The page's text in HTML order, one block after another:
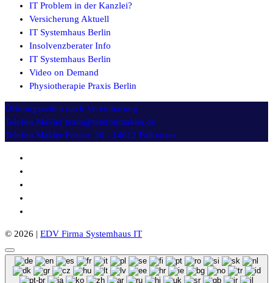
IT Problem in der Kanzlei?
Versicherung Aktuell
IT Systemhaus Berlin
Insolvenzberater Info
IT Systemhaus Berlin
Video on Demand
Physiotherapie Praxis Berlin
Öffnungszeiten nach Vereinbarung
Telefon Makler team@telefonmakler.de
Telefon Makler Poststr. 26 - 14612 Falkensee
© 2026 | EDV Firma Systemhaus IT